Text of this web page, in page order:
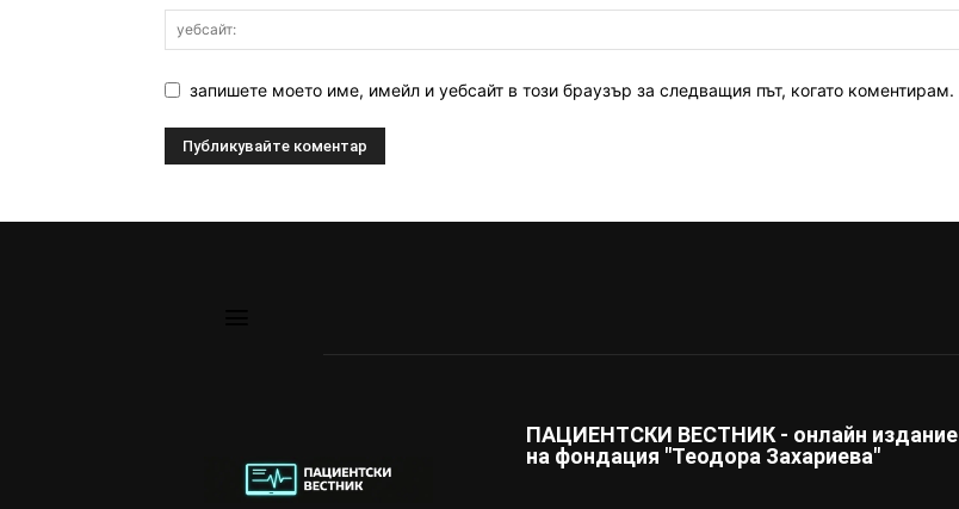
запишете моето име, имейл и уебсайт в този браузър за следващия път, когато коментирам.
ПАЦИЕНТСКИ ВЕСТНИК - онлайн издание
на фондация "Теодора Захариева"